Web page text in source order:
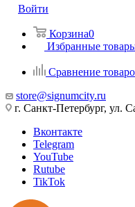
Войти
Корзина0
Избранные
Сравнение
store@signumcity.ru
г. Санкт-Петербург, ул.
Вконтакте
Telegram
YouTube
Rutube
TikTok